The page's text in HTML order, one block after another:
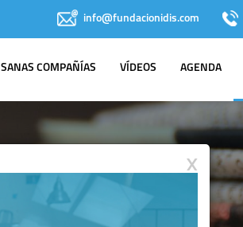
info@fundacionidis.com
SANAS COMPAÑÍAS VÍDEOS AGENDA
X